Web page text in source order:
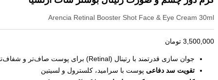
Arencia Retinal Booster Shot Face & Eye Cream 30ml
3,500,000 تومان
جوان‌ سازی قدرتمند با رتینال (Retinal) برای پوست صاف‌تر و شفاف‌تر
تقویت سد دفاعی پوست با سرامید، کلسترول و لسیتین